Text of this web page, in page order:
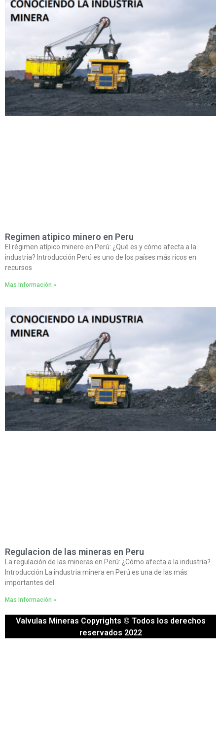
Regimen atipico minero en Peru
El régimen atípico minero en Perú: ¿Qué es y cómo afecta a la
industria? Introducción Perú es uno de los países más ricos en
recursos
Mas Información »
Regulacion de las mineras en Peru
La regulación de las mineras en Perú: ¿Cómo afecta a la industria?
Introducción La industria minera en Perú es una de las más
importantes del
Mas Información »
Valvulas Mineras Copyrights © Todos los derechos
reservados 2022